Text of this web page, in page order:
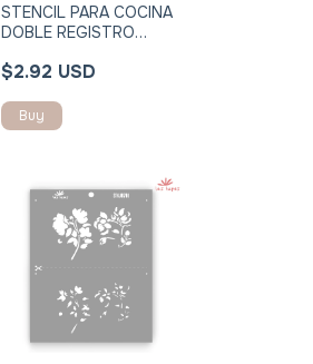
STENCIL PARA COCINA
DOBLE REGISTRO
$2.92 USD
Buy